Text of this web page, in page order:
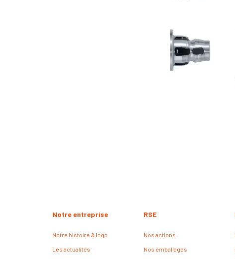
RSE
Nos actions
Nos emballages
Notre entreprise
Notre histoire & logo
Les actualités